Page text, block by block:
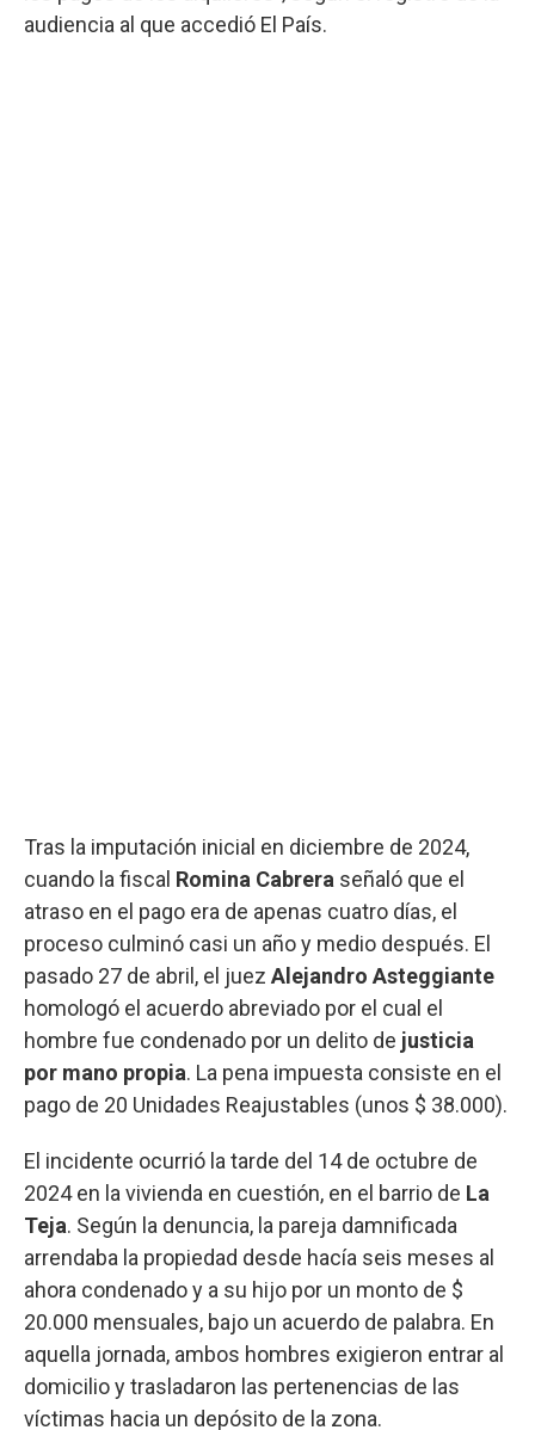
audiencia al que accedió El País.
Tras la imputación inicial en diciembre de 2024,
cuando la fiscal Romina Cabrera señaló que el
atraso en el pago era de apenas cuatro días, el
proceso culminó casi un año y medio después. El
pasado 27 de abril, el juez Alejandro Asteggiante
homologó el acuerdo abreviado por el cual el
hombre fue condenado por un delito de justicia
por mano propia. La pena impuesta consiste en el
pago de 20 Unidades Reajustables (unos $ 38.000).
El incidente ocurrió la tarde del 14 de octubre de
2024 en la vivienda en cuestión, en el barrio de La
Teja. Según la denuncia, la pareja damnificada
arrendaba la propiedad desde hacía seis meses al
ahora condenado y a su hijo por un monto de $
20.000 mensuales, bajo un acuerdo de palabra. En
aquella jornada, ambos hombres exigieron entrar al
domicilio y trasladaron las pertenencias de las
víctimas hacia un depósito de la zona.